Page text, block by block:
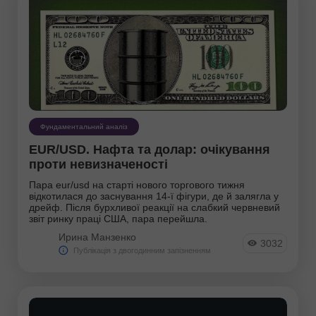
Фундаментальний аналіз
EUR/USD. Нафта та долар: очікування
проти невизначеності
Пара eur/usd на старті нового торгового тижня
відкотилася до заснування 14-ї фігури, де й залягла у
дрейф. Після бурхливої реакції на слабкий червневий
звіт ринку праці США, пара перейшла.
Ирина Манзенко
Публікація з двогодинним запізненням
3032